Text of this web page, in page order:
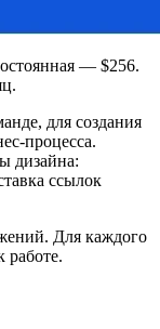
— $256.
для создания
процесса.
дизайна:
ссылок
Для каждого
работе.